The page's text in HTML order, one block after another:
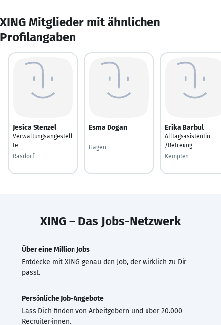
XING Mitglieder mit ähnlichen
Profilangaben
Jesica Stenzel
Verwaltungsangestell
te
Rasdorf
Esma Dogan
---
Hagen
Erika Barbul
Alltagsasistentin
/Betreung
Kempten
XING – Das Jobs-Netzwerk
Über eine Million Jobs
Entdecke mit XING genau den Job, der wirklich zu Dir
passt.
Persönliche Job-Angebote
Lass Dich finden von Arbeitgebern und über 20.000
Recruiter·innen.